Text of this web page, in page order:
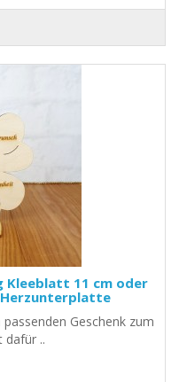
Kleeblatt 11 cm oder
Herzunterplatte
Geschenk zum
dafür ..